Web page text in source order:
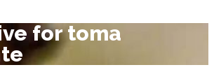
for toma